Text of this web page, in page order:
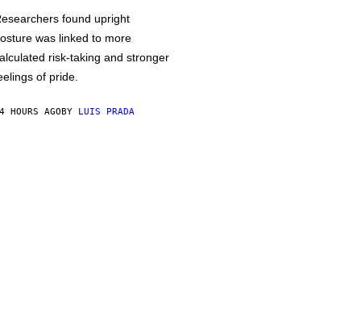
found upright
was linked to more
risk-taking and stronger
of pride.
HOURS AGOBY LUIS PRADA